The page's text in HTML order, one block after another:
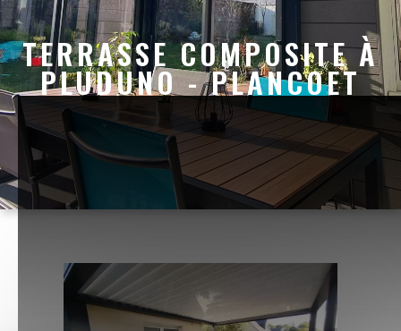
TERRASSE COMPOSITE À
PLUDUNO - PLANCOET